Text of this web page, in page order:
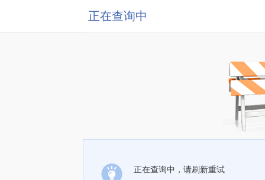
正在查询中
正在查询中，请刷新重试